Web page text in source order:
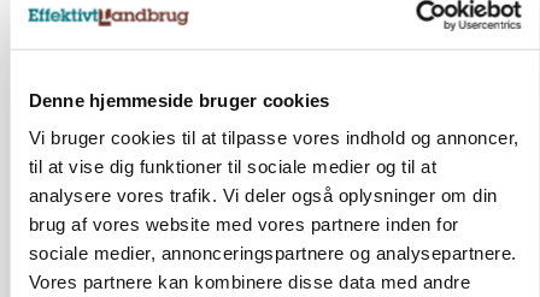
Denne hjemmeside bruger cookies
Vi bruger cookies til at tilpasse vores indhold og annoncer,
til at vise dig funktioner til sociale medier og til at
analysere vores trafik. Vi deler også oplysninger om din
brug af vores website med vores partnere inden for
sociale medier, annonceringspartnere og analysepartnere.
Vores partnere kan kombinere disse data med andre
gødskningslov
Folketinget behandler ny gødskningslov: Sådan
kan den ændre din bedrift fra 2027
Annonce
Loading...